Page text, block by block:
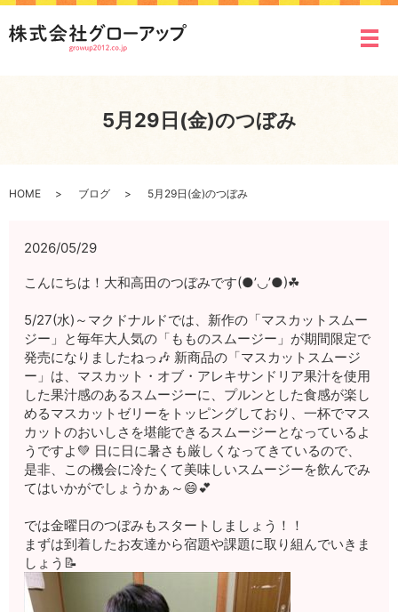
メ
5月29日(金)のつぼみ
HOME ブログ 5月29日(金)のつぼみ
2026/05/29
こんにちは！大和高田のつぼみです(●’◡’●)☘
5/27(水)～マクドナルドでは、新作の「マスカットスムー
ジー」と毎年大人気の「もものスムージー」が期間限定で
発売になりましたねっ🎶 新商品の「マスカットスムージ
ー」は、マスカット・オブ・アレキサンドリア果汁を使用
した果汁感のあるスムージーに、プルンとした食感が楽し
めるマスカットゼリーをトッピングしており、一杯でマス
カットのおいしさを堪能できるスムージーとなっているよ
うですよ💚 日に日に暑さも厳しくなってきているので、
是非、この機会に冷たくて美味しいスムージーを飲んでみ
てはいかがでしょうかぁ～😄💕
では金曜日のつぼみもスタートしましょう！！
まずは到着したお友達から宿題や課題に取り組んでいきま
しょう📝